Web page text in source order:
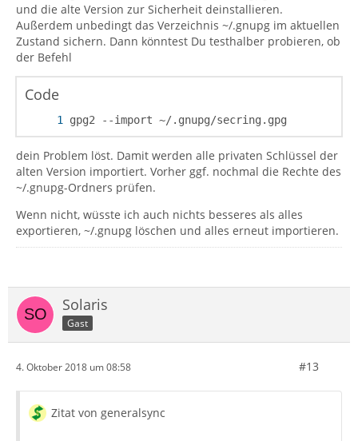
und die alte Version zur Sicherheit deinstallieren.
Außerdem unbedingt das Verzeichnis ~/.gnupg im aktuellen
Zustand sichern. Dann könntest Du testhalber probieren, ob
der Befehl
Code
gpg2 --import ~/.gnupg/secring.gpg
dein Problem löst. Damit werden alle privaten Schlüssel der
alten Version importiert. Vorher ggf. nochmal die Rechte des
~/.gnupg-Ordners prüfen.
Wenn nicht, wüsste ich auch nichts besseres als alles
exportieren, ~/.gnupg löschen und alles erneut importieren.
Solaris
Gast
4. Oktober 2018 um 08:58 #13
Zitat von generalsync